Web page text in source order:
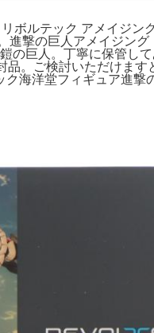
ボルテック アメイジ
進撃の巨人アメイジン
の巨人。丁寧に保管し
。ご検討いただけます
ク海洋堂フィギュア進